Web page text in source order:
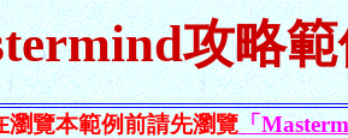
攻略
瀏覽本範例前請先瀏覽「